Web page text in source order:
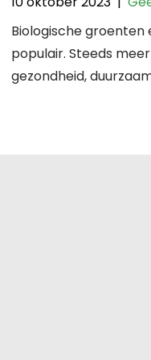
Biologische
populair. Steeds
gezondheid,